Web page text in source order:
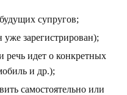
супругов;
уже зарегистрирован);
речь идет о конкретных
и др.);
самостоятельно или